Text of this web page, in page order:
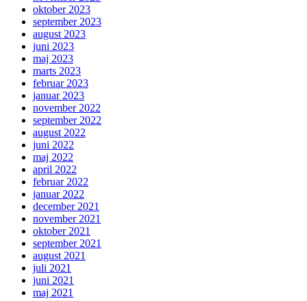
oktober 2023
september 2023
august 2023
juni 2023
maj 2023
marts 2023
februar 2023
januar 2023
november 2022
september 2022
august 2022
juni 2022
maj 2022
april 2022
februar 2022
januar 2022
december 2021
november 2021
oktober 2021
september 2021
august 2021
juli 2021
juni 2021
maj 2021